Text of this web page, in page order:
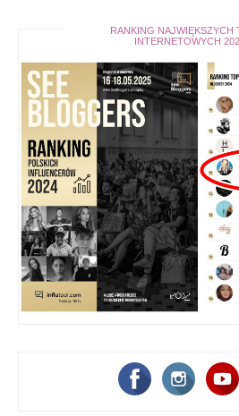
RANKING NAJWIĘKSZYCH
INTERNETOWYCH